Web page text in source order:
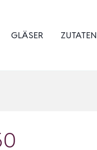
GLÄSER ZUTATEN